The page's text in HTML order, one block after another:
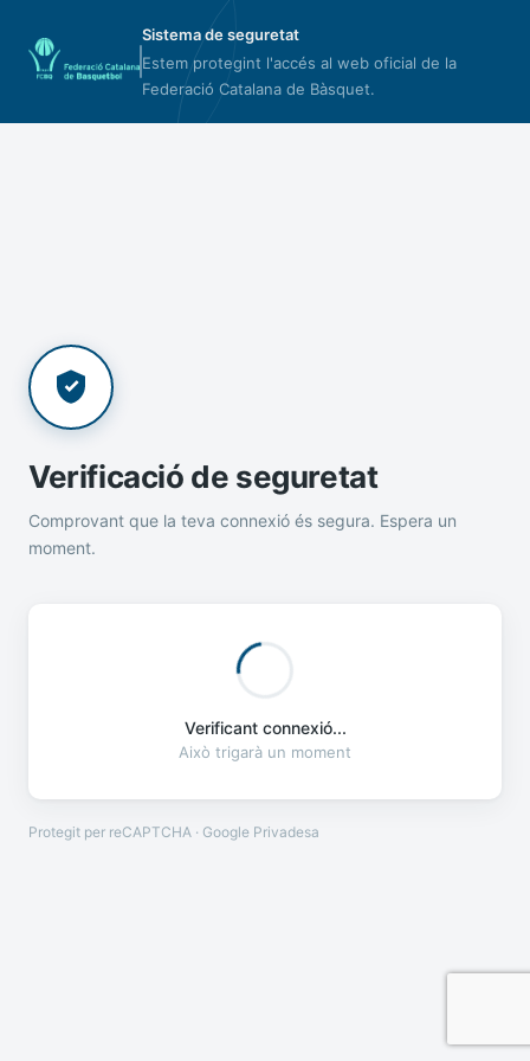
Sistema de seguretat
Estem protegint l'accés al web oficial de la
Federació Catalana de Bàsquet.
Verificació de seguretat
Comprovant que la teva connexió és segura. Espera un
moment.
Verificant connexió...
Això trigarà un moment
Protegit per reCAPTCHA · Google Privadesa